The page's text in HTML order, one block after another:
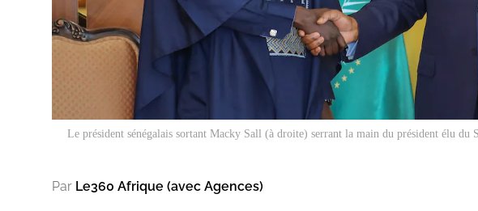
Le président sénégalais sortant Macky Sall (à droite) serrant la main du président élu du
Par Le360 Afrique (avec Agences)